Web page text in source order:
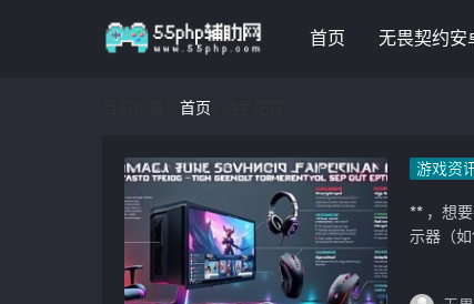
首页 无畏契约安
首页
游戏资
** ，想
示器（